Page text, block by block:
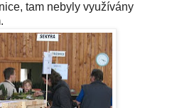
tam nebyly využívány